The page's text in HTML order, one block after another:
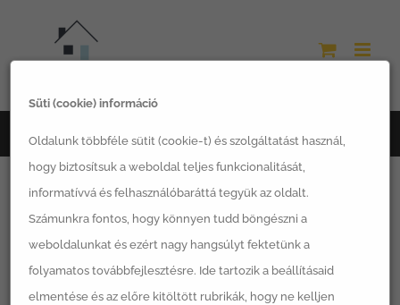
Süti (cookie) információ
Oldalunk többféle sütit (cookie-t) és szolgáltatást használ,
hogy biztosítsuk a weboldal teljes funkcionalitását,
informatívvá és felhasználóbaráttá tegyük az oldalt.
Számunkra fontos, hogy könnyen tudd böngészni a
weboldalunkat és ezért nagy hangsúlyt fektetünk a
folyamatos továbbfejlesztésre. Ide tartozik a beállításaid
elmentése és az előre kitöltött rubrikák, hogy ne kelljen
Főoldal tároló
Egy termék se felelt meg a keresésnek.